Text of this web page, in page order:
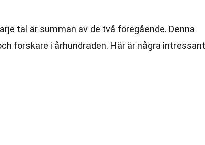
tal är summan av de två föregående. Denna
forskare i århundraden. Här är några